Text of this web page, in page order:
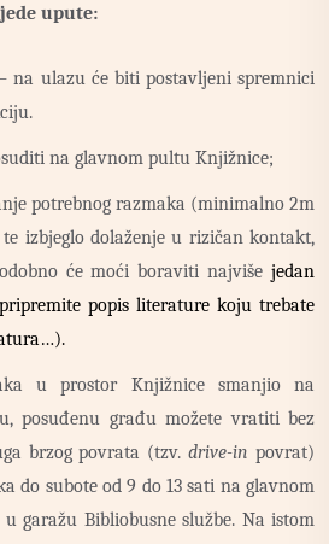
upute:
na ulazu će biti postavljeni spremnici
na glavnom pultu Knjižnice;
potrebnog razmaka (minimalno 2m
izbjeglo dolaženje u rizičan kontakt,
će moći boraviti najviše jedan
popis literature koju trebate
u prostor Knjižnice smanjio na
posuđenu građu možete vratiti bez
brzog povrata (tzv.drive-in povrat)
do subote od 9 do 13 sati na glavnom
garažu Bibliobusne službe. Na istom